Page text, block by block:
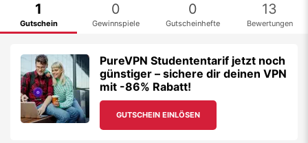
1
Gutschein
0
Gewinnspiele
0
Gutscheinhefte
13
Bewertungen
PureVPN Studententarif jetzt noch
günstiger – sichere dir deinen VPN
mit -86% Rabatt!
GUTSCHEIN EINLÖSEN